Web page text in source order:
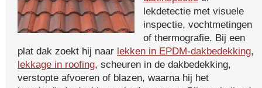
lekdetectie met visuele
inspectie, vochtmetingen
of thermografie. Bij een
plat dak zoekt hij naar lekken in EPDM-dakbedekking,
lekkage in roofing, scheuren in de dakbedekking,
verstopte afvoeren of blazen, waarna hij het